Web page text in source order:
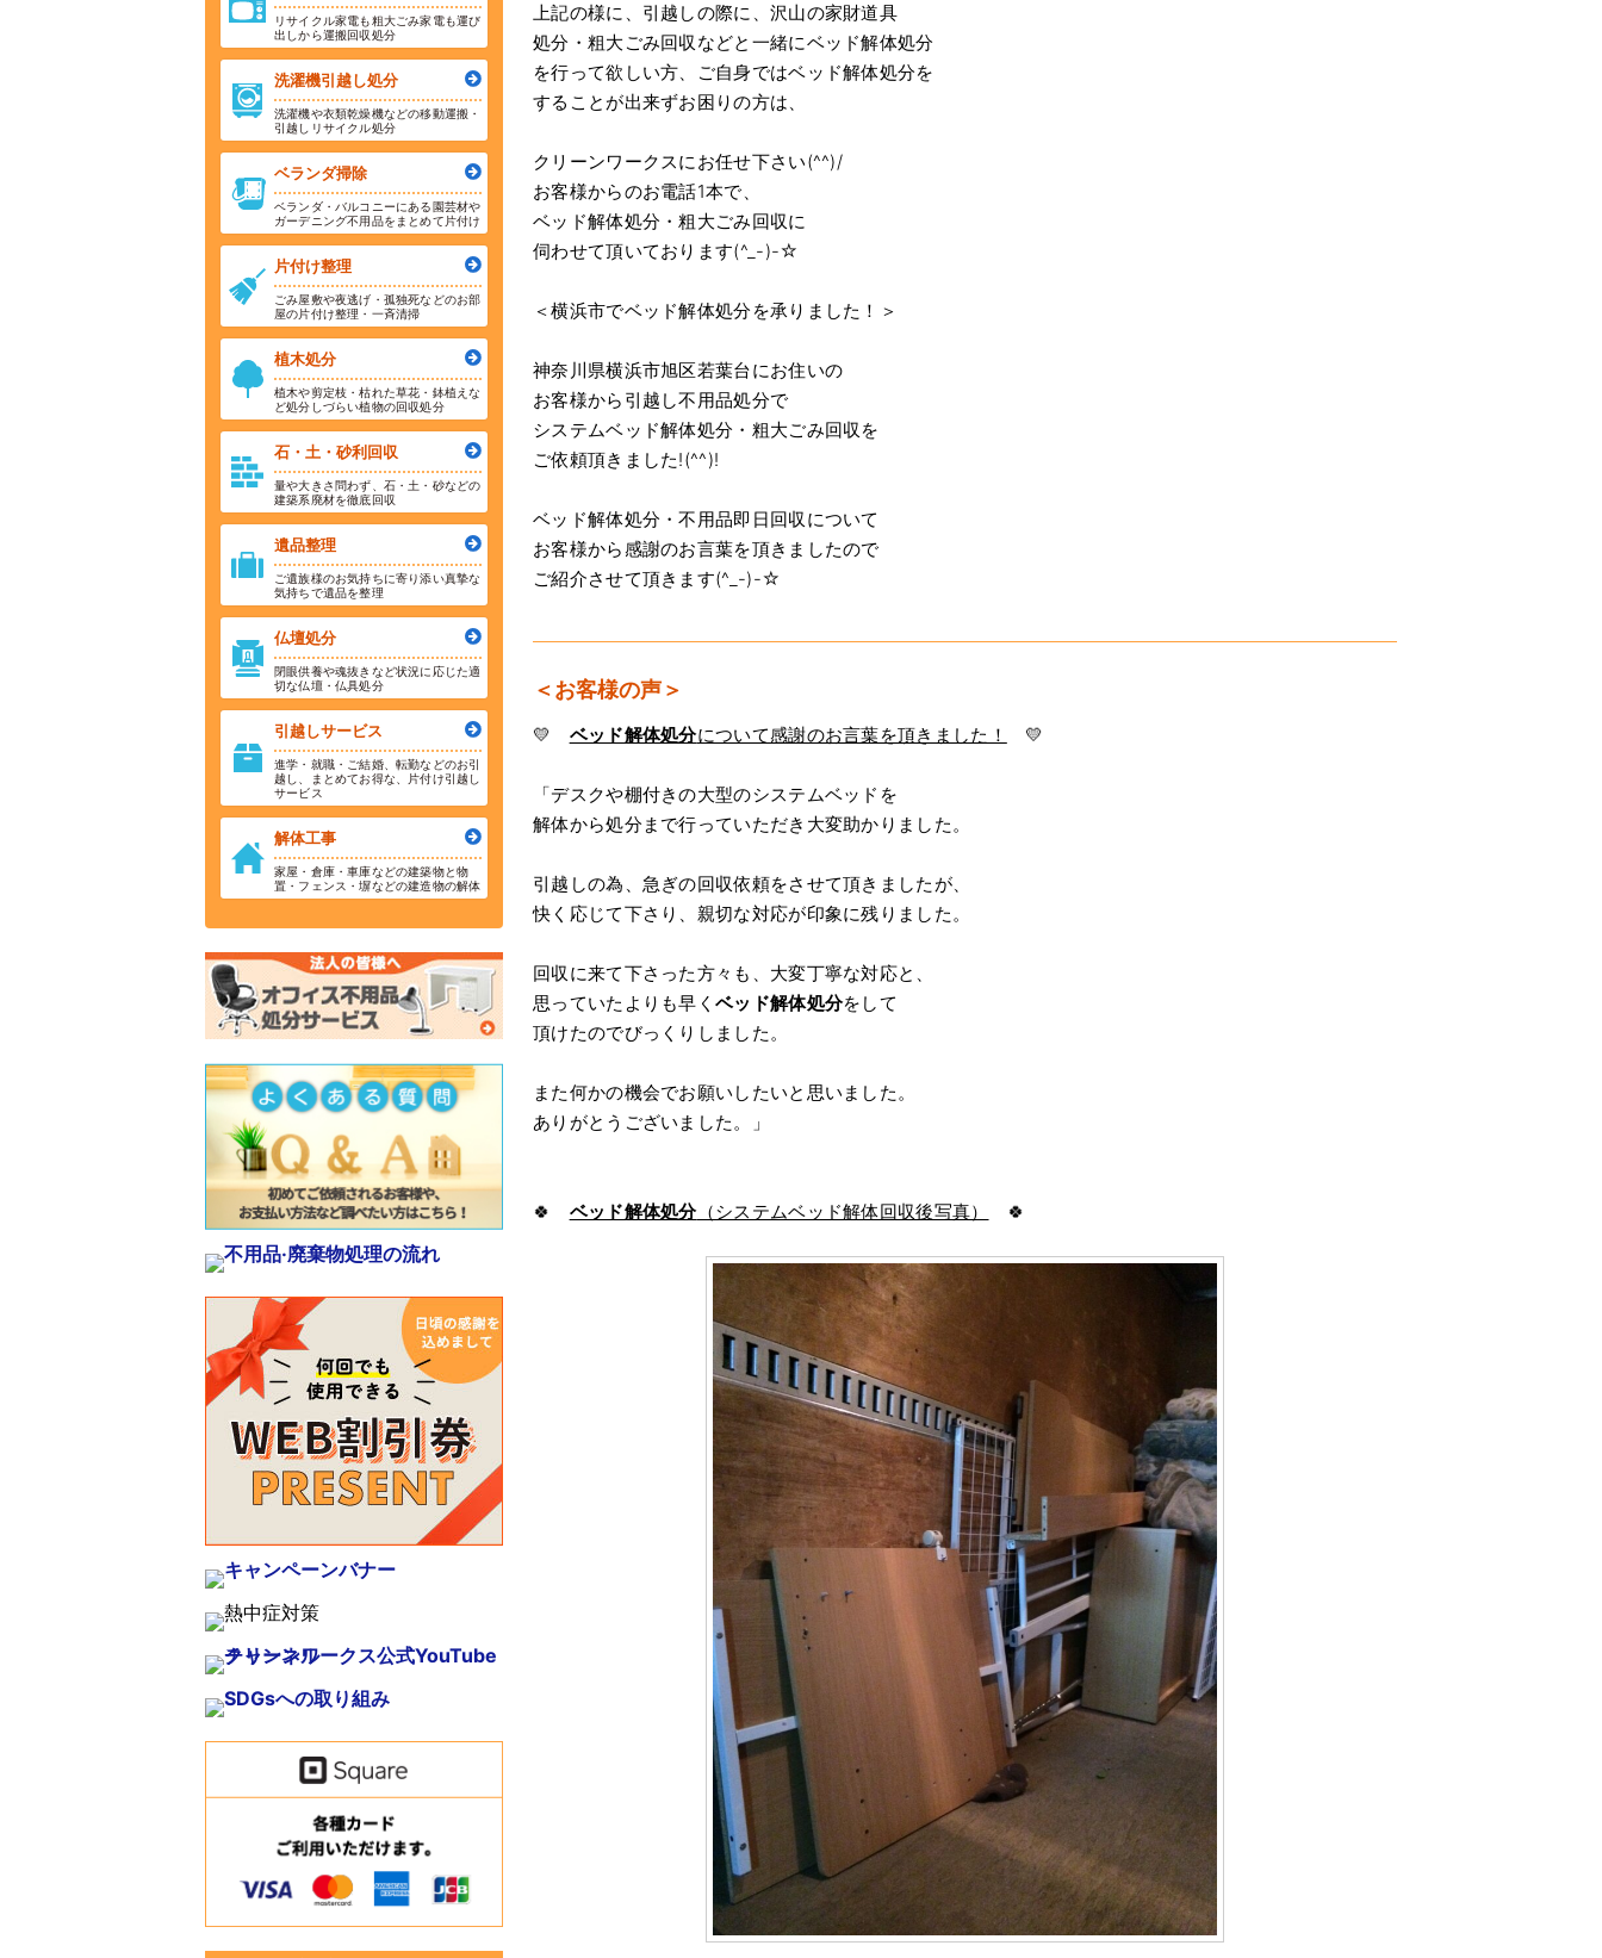
上記の様に、引越しの際に、沢山の家財道具
処分・粗大ごみ回収などと一緒にベッド解体処分
を行って欲しい方、ご自身ではベッド解体処分を
することが出来ずお困りの方は、
クリーンワークスにお任せ下さい(^^)/
お客様からのお電話1本で、
ベッド解体処分・粗大ごみ回収に
伺わせて頂いております(^_-)-☆
＜横浜市でベッド解体処分を承りました！＞
神奈川県横浜市旭区若葉台にお住いの
お客様から引越し不用品処分で
システムベッド解体処分・粗大ごみ回収を
ご依頼頂きました!(^^)!
ベッド解体処分・不用品即日回収について
お客様から感謝のお言葉を頂きましたので
ご紹介させて頂きます(^_-)-☆
＜お客様の声＞
💛 ベッド解体処分について感謝のお言葉を頂きました！ 💛
「デスクや棚付きの大型のシステムベッドを
解体から処分まで行っていただき大変助かりました。
引越しの為、急ぎの回収依頼をさせて頂きましたが、
快く応じて下さり、親切な対応が印象に残りました。
回収に来て下さった方々も、大変丁寧な対応と、
思っていたよりも早く ベッド解体処分をして
頂けたのでびっくりしました。
また何かの機会でお願いしたいと思いました。
ありがとうございました。」
🍀 ベッド解体処分（システムベッド解体回収後写真） 🍀
リサイクル家電も粗大ごみ家電も運び
出しから運搬回収処分
洗濯機引越し処分
洗濯機や衣類乾燥機などの移動運搬・
引越しリサイクル処分
ベランダ掃除
ベランダ・バルコニーにある園芸材や
ガーデニング不用品をまとめて片付け
片付け整理
ごみ屋敷や夜逃げ・孤独死などのお部
屋の片付け整理・一斉清掃
植木処分
植木や剪定枝・枯れた草花・鉢植えな
ど処分しづらい植物の回収処分
石・土・砂利回収
量や大きさ問わず、石・土・砂などの
建築系廃材を徹底回収
遺品整理
ご遺族様のお気持ちに寄り添い真摯な
気持ちで遺品を整理
仏壇処分
閉眼供養や魂抜きなど状況に応じた適
切な仏壇・仏具処分
引越しサービス
進学・就職・ご結婚、転勤などのお引
越し、まとめてお得な、片付け引越し
サービス
解体工事
家屋・倉庫・車庫などの建築物と物
置・フェンス・塀などの建造物の解体